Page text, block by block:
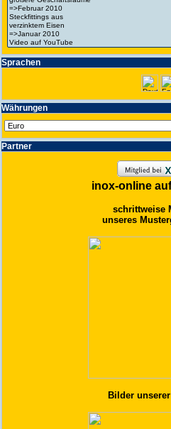
Spra­chen
Wäh­run­gen
Partner
inox-online
schrittweise
unseres
Bilder